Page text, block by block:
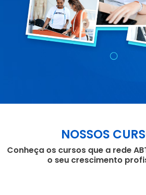
NOSSOS
Conheça os cursos que a rede
o seu crescimento